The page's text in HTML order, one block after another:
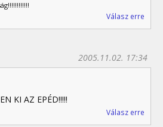
Válasz erre
2005.11.02. 17:34
KI AZ EPÉD!!!!!
Válasz erre